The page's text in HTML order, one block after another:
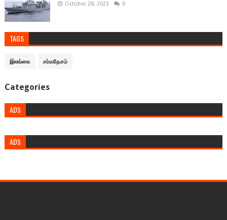
October 28, 2023 0
TAGS
இலங்கை சர்வதேசம்
Categories
ADS
ADS